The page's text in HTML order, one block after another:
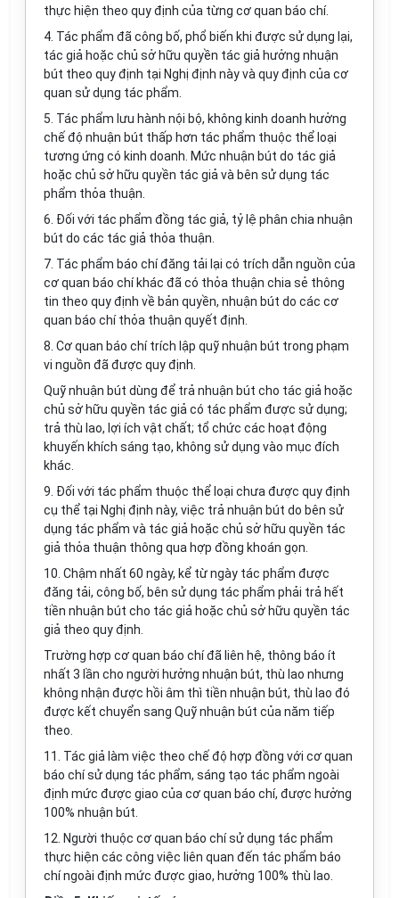
thực hiện theo quy định của từng cơ quan báo chí.
4. Tác phẩm đã công bố, phổ biến khi được sử dụng lại,
tác giả hoặc chủ sở hữu quyền tác giả hưởng nhuận
bút theo quy định tại Nghị định này và quy định của cơ
quan sử dụng tác phẩm.
5. Tác phẩm lưu hành nội bộ, không kinh doanh hưởng
chế độ nhuận bút thấp hơn tác phẩm thuộc thể loại
tương ứng có kinh doanh. Mức nhuận bút do tác giả
hoặc chủ sở hữu quyền tác giả và bên sử dụng tác
phẩm thỏa thuận.
6. Đối với tác phẩm đồng tác giả, tỷ lệ phân chia nhuận
bút do các tác giả thỏa thuận.
7. Tác phẩm báo chí đăng tải lại có trích dẫn nguồn của
cơ quan báo chí khác đã có thỏa thuận chia sẻ thông
tin theo quy định về bản quyền, nhuận bút do các cơ
quan báo chí thỏa thuận quyết định.
8. Cơ quan báo chí trích lập quỹ nhuận bút trong phạm
vi nguồn đã được quy định.
Quỹ nhuận bút dùng để trả nhuận bút cho tác giả hoặc
chủ sở hữu quyền tác giả có tác phẩm được sử dụng;
trả thù lao, lợi ích vật chất; tổ chức các hoạt động
khuyến khích sáng tạo, không sử dụng vào mục đích
khác.
9. Đối với tác phẩm thuộc thể loại chưa được quy định
cụ thể tại Nghị định này, việc trả nhuận bút do bên sử
dụng tác phẩm và tác giả hoặc chủ sở hữu quyền tác
giả thỏa thuận thông qua hợp đồng khoán gọn.
10. Chậm nhất 60 ngày, kể từ ngày tác phẩm được
đăng tải, công bố, bên sử dụng tác phẩm phải trả hết
tiền nhuận bút cho tác giả hoặc chủ sở hữu quyền tác
giả theo quy định.
Trường hợp cơ quan báo chí đã liên hệ, thông báo ít
nhất 3 lần cho người hưởng nhuận bút, thù lao nhưng
không nhận được hồi âm thì tiền nhuận bút, thù lao đó
được kết chuyển sang Quỹ nhuận bút của năm tiếp
theo.
11. Tác giả làm việc theo chế độ hợp đồng với cơ quan
báo chí sử dụng tác phẩm, sáng tạo tác phẩm ngoài
định mức được giao của cơ quan báo chí, được hưởng
100% nhuận bút.
12. Người thuộc cơ quan báo chí sử dụng tác phẩm
thực hiện các công việc liên quan đến tác phẩm báo
chí ngoài định mức được giao, hưởng 100% thù lao.